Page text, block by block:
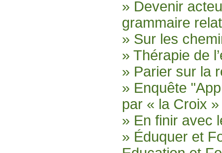
» Devenir
grammaire
» Sur les
» Thérapie de
» Parier sur la
» Enquête
par « la Croix »
» En finir avec
» Éduquer et